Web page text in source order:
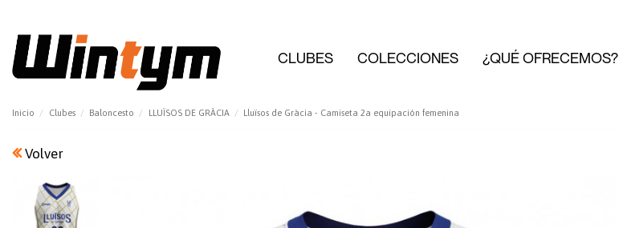
CLUBES COLECCIONES ¿QUÉ OFRECEMOS?
Inicio Clubes Baloncesto LLUÏSOS DE GRÀCIA Lluïsos de Gràcia - Camiseta 2a equipación femenina
Volver